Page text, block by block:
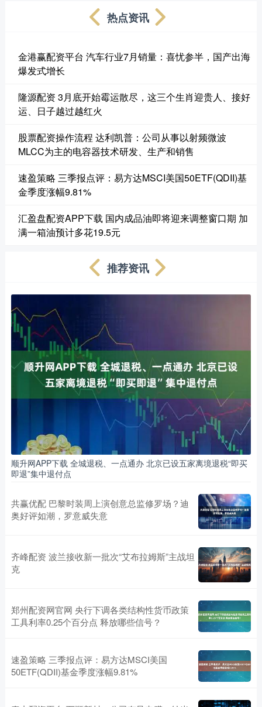
热点资讯
金港赢配资平台 汽车行业7月销量：喜忧参半，国产出海
爆发式增长
隆源配资 3月底开始霉运散尽，这三个生肖迎贵人、接好
运、日子越过越红火
股票配资操作流程 达利凯普：公司从事以射频微波
MLCC为主的电容器技术研发、生产和销售
速盈策略 三季报点评：易方达MSCI美国50ETF(QDII)基
金季度涨幅9.81%
汇盈盘配资APP下载 国内成品油即将迎来调整窗口期 加
满一箱油预计多花19.5元
推荐资讯
顺升网APP下载 全城退税、一点通办 北京已设五家离境退税“即买
即退”集中退付点
共赢优配 巴黎时装周上演创意总监修罗场？迪
奥好评如潮，罗意威失意
齐峰配资 波兰接收新一批次“艾布拉姆斯”主战坦
克
郑州配资网官网 央行下调各类结构性货币政策
工具利率0.25个百分点 释放哪些信号？
速盈策略 三季报点评：易方达MSCI美国
50ETF(QDII)基金季度涨幅9.81%